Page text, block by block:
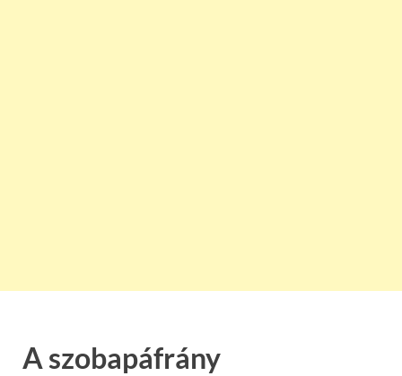
A szobapáfrány